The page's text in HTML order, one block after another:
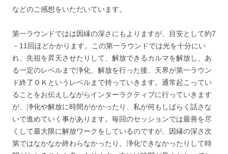
などのご感想をいただいています。
第一ラウンドではは因縁の深さにもよりますが、目安として約7
－11回ほどかかります。この第一ラウンドでは光を十分にい
れ、先祖を昇天させたりして、解放できるカルマを解放し、あ
る一定のレベルまで浄化、解放を行った後、天界が第一ラウン
ド終了ＯＫというレベルまで持っていきます。通常起こってい
ることをお伝えしながらインターラクティブに行っていきます
が、浄化や解放に時間がかかったり、私が何もしばらく話さな
いで進めていく事があります。毎回のセッションでは最善を尽
くして最大限に解放ワークをしているのですが、因縁の深さ次
第ではなかなか終わらなかったり、浄化できなかったりして時